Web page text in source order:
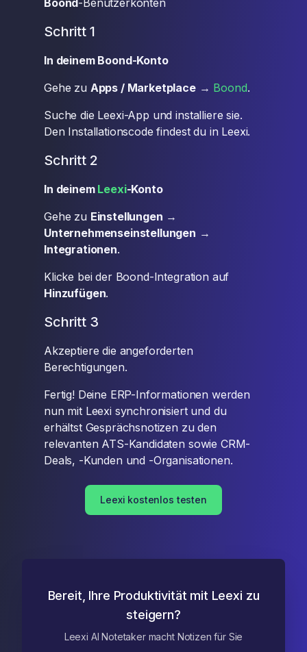
Boond-Benutzerkonten
Schritt 1
In deinem Boond-Konto
Gehe zu Apps / Marketplace→ Boond.
Suche die Leexi-App und installiere sie.
Den Installationscode findest du in Leexi.
Schritt 2
In deinem Leexi-Konto
Gehe zu Einstellungen →
Unternehmenseinstellungen →
Integrationen.
Klicke bei der Boond-Integration auf
Hinzufügen.
Schritt 3
Akzeptiere die angeforderten
Berechtigungen.
Fertig! Deine ERP-Informationen werden
nun mit Leexi synchronisiert und du
erhältst Gesprächsnotizen zu den
relevanten ATS-Kandidaten sowie CRM-
Deals, -Kunden und -Organisationen.
Leexi kostenlos testen
Bereit, Ihre Produktivität mit Leexi zu
steigern?
Leexi AI Notetaker macht Notizen für Sie